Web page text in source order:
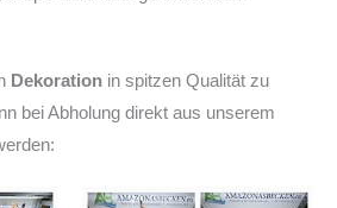
Dekoration in spitzen Qualität zu
bei Abholung direkt aus unserem